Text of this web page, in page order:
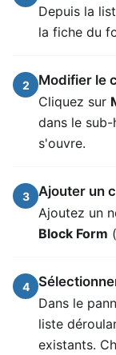
Depuis la
la fiche du
2
Modifier le
Cliquez sur
dans le
s'ouvre.
3
Ajouter un
Ajoutez un
Block Form
4
Dans le
liste
existants.